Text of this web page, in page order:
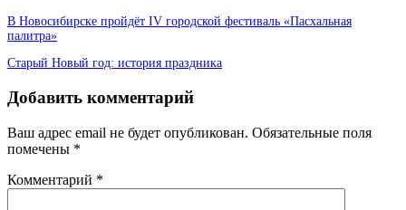
В Новосибирске пройдёт IV городской фестиваль «Пасхальная
палитра»
Старый Новый год: история праздника
Добавить комментарий
Ваш адрес email не будет опубликован. Обязательные поля
помечены *
Комментарий *